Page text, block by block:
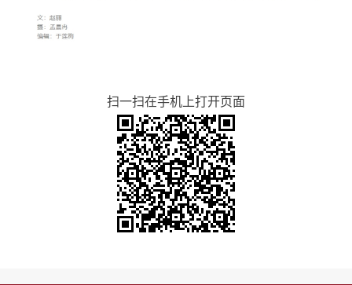
扫一扫在手机上打开页面